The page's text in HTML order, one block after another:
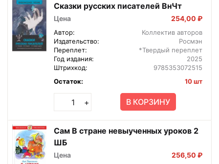
Сказки русских писателей ВнЧт
Цена 254,00 ₽
Автор:
Коллектив авторов
Издательство:
Росмэн
Переплет:
*Твердый переплет
Год издания:
2025
Штрихкод:
9785353072515
Остаток:
10 шт
+ В КОРЗИНУ
Сам В стране невыученных уроков 2
ШБ
Цена 256,50 ₽